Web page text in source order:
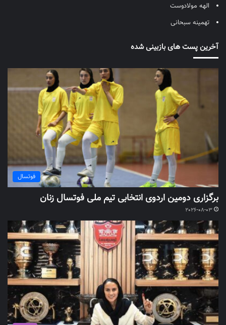
الهه مولادوست
تهمینه سبحانی
آخرین پست های بازبینی شده
فوتسال
برگزاری دومین اردوی انتخابی تیم ملی فوتسال زنان
2026-08-03